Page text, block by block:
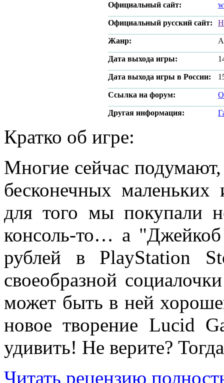
Официальный сайт:
Официальный русский сайт:
Жанр:
Дата выхода игры:
Дата выхода игры в России:
Ссылка на форум:
Другая информация:
Кратко об игре:
Многие сейчас подумают,
бесконечных
для того мы покупали
консоль-то… а
рублей в PlayStation
своеобразной
может быть в ней
новое творение Lucid
удивить! Не верите?
Читать рецензию